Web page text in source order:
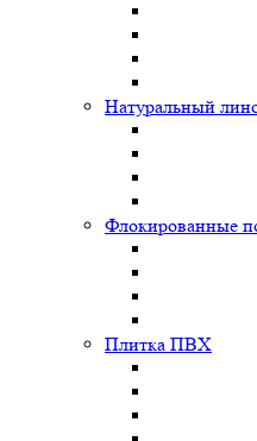
Натуральный
Флокированные
Плитка ПВХ